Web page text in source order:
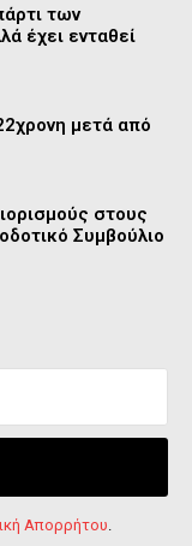
των
έχει ενταθεί
μετά από
στους
Συμβούλιο
Απορρήτου.